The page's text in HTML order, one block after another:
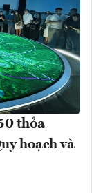
thỏa
hoạch và